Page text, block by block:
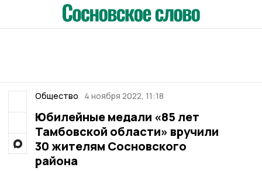
Общество 4 ноября 2022, 11:18
Юбилейные медали «85 лет
Тамбовской области» вручили
30 жителям Сосновского
района